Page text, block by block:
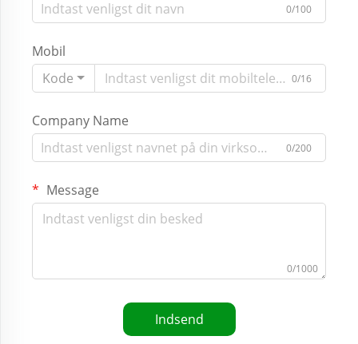
0/100
Mobil
Kode
0/16
Company Name
0/200
Message
0/1000
Indsend